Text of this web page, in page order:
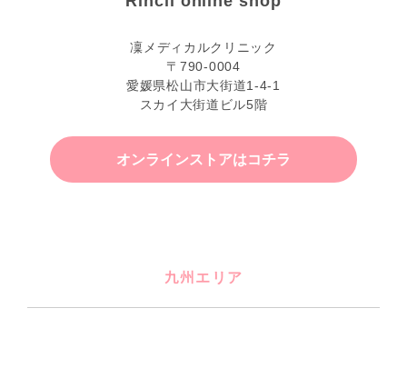
凜メディカルクリニック
〒790-0004
愛媛県松山市大街道1-4-1
スカイ大街道ビル5階
オンラインストアはコチラ
九州エリア